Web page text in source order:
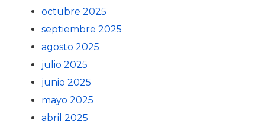
octubre 2025
septiembre 2025
agosto 2025
julio 2025
junio 2025
mayo 2025
abril 2025